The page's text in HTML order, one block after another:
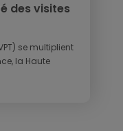
des visites
se multiplient
la Haute